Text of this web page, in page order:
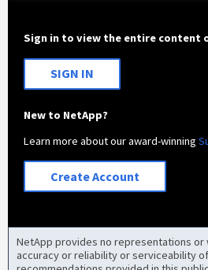
Sign in to view the entire content
SIGN IN
New to NetApp?
Learn more about our award-winning
Create Account
NetApp provides no representations or
accuracy or reliability or serviceability